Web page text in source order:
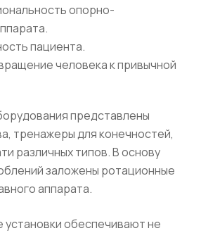
опорно-
пациента.
человека к привычной
представлены
тренажеры для конечностей,
различных типов. В основу
заложены ротационные
аппарата.
обеспечивают не